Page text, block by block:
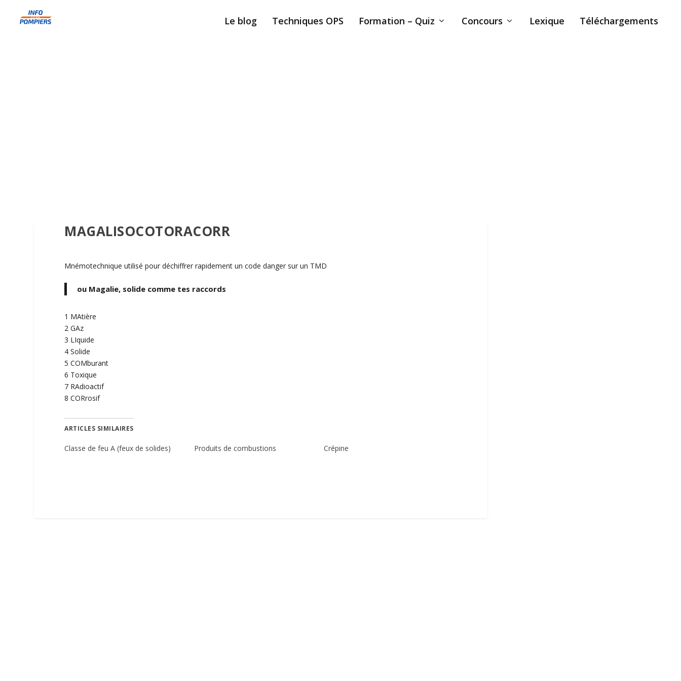
Le blog Techniques OPS Formation – Quiz Concours Lexique Téléchargements
MAGALISOCOTORACORR
Mnémotechnique utilisé pour déchiffrer rapidement un code danger sur un TMD
ou Magalie, solide comme tes raccords
1 MAtière
2 GAz
3 LIquide
4 Solide
5 COMburant
6 Toxique
7 RAdioactif
8 CORrosif
ARTICLES SIMILAIRES
Classe de feu A (feux de solides) Produits de combustions Crépine